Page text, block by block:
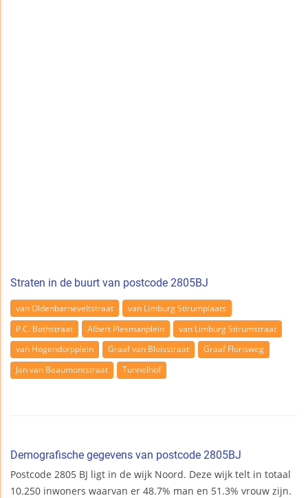
Straten in de buurt van postcode 2805BJ
van Oldenbarneveltstraat
van Limburg Stirumplaats
P.C. Bothstraat
Albert Plesmanplein
van Limburg Stirumstraat
van Hogendorpplein
Graaf van Bloisstraat
Graaf Florisweg
Jan van Beaumontstraat
Tunnelhof
Demografische gegevens van postcode 2805BJ
Postcode 2805 BJ ligt in de wijk Noord. Deze wijk telt in totaal
10.250 inwoners waarvan er 48.7% man en 51.3% vrouw zijn.